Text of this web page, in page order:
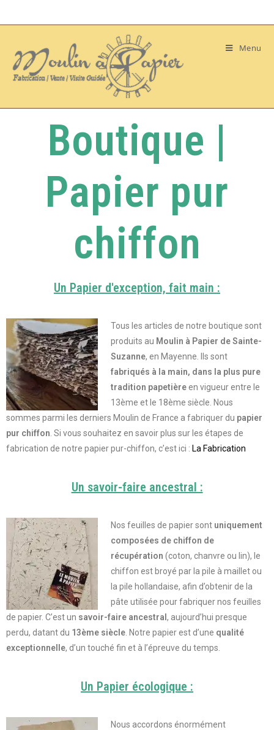
Menu
Boutique |
Papier pur
chiffon
Un Papier d'exception, fait main :
Tous les articles de notre boutique sont
produits au Moulin à Papier de Sainte-
Suzanne, en Mayenne. Ils sont
fabriqués à la main, dans la plus pure
tradition papetièreen vigueur entre le
13ème et le 18ème siècle. Nous
sommes parmi les derniers Moulin de France a fabriquer du papier
pur chiffon Si vous souhaitez en savoir plus sur les étapes de
fabrication de notre papier pur-chiffon, c’est ici : La Fabrication
Un savoir-faire ancestral :
Nos feuilles de papier sont uniquement
composées de chiffon de
récupération (coton, chanvre ou lin), le
chiffon est broyé par la pile à maillet ou
la pile hollandaise, afin d’obtenir de la
pâte utilisée pour fabriquer nos feuilles
de papier. C’est un savoir-faire ancestral , aujourd’hui presque
perdu, datant du 13ème siècle . Notre papier est d’une qualité
exceptionnelle, d’un touché fin et à l’épreuve du temps.
Un Papier écologique :
Nous accordons énormément